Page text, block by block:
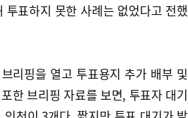
표하지 못한 사례는 없었다고 전했
리핑을 열고 투표용지 추가 배부 및
한 브리핑 자료를 보면, 투표자 대기